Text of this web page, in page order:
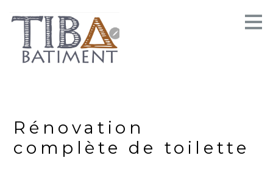
Passer
au
contenu
principal
Rénovation
complète de toilette